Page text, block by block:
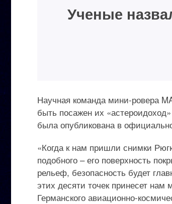
Ученые
Научная команда мини-ровера
быть посажен их
была опубликована в
«Когда к нам пришли снимки
подобного – его поверхность
рельеф, безопасность будет
этих десяти точек принесет
Германского авиационно-